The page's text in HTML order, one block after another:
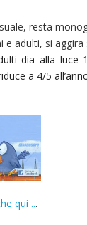
resta
e adulti, si aggira
dia alla luce
a 4/5
qui ...